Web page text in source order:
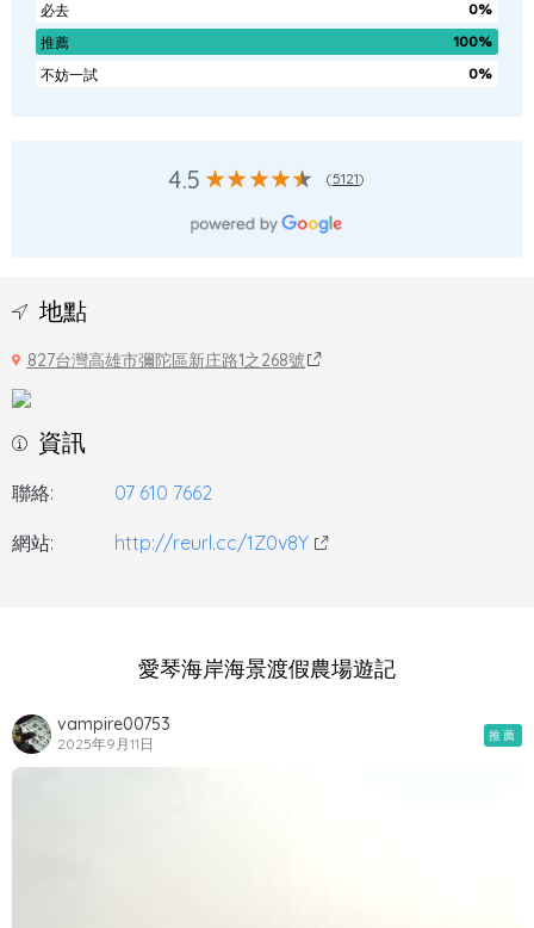
必去
0%
推薦
100%
不妨一試
0%
4.5 (5121)
地點
827台灣高雄市彌陀區新庄路1之268號
資訊
聯絡: 07 610 7662
網站: http://reurl.cc/1Z0v8Y
愛琴海岸海景渡假農場遊記
vampire00753
2025年9月11日 推薦